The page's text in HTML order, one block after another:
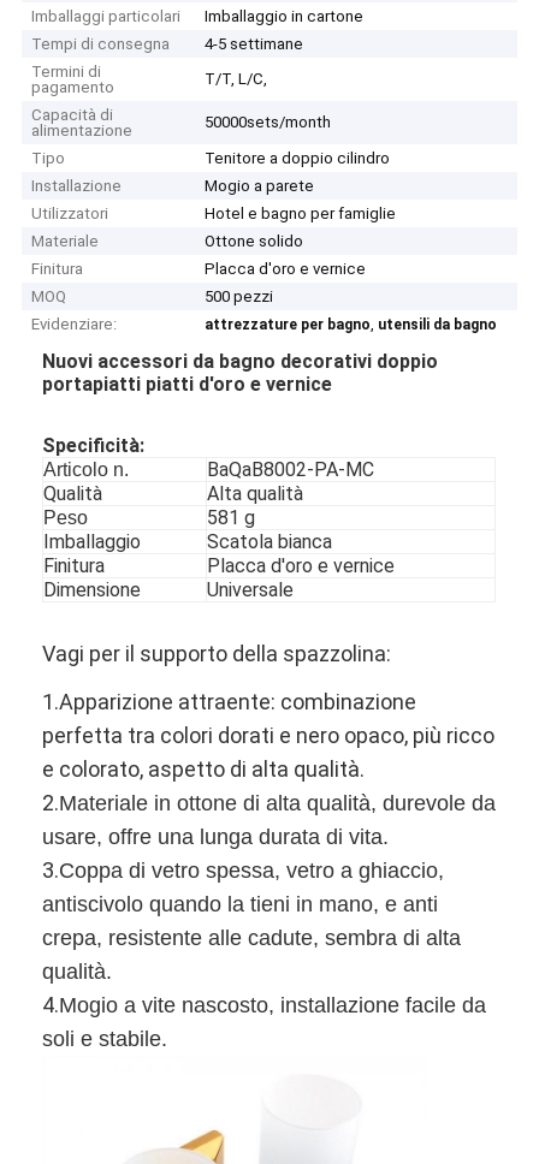
Imballaggi particolari
Imballaggio in cartone
Tempi di consegna
4-5 settimane
Termini di
pagamento
T/T, L/C,
Capacità di
alimentazione
50000sets/month
Tipo
Tenitore a doppio cilindro
Installazione
Mogio a parete
Utilizzatori
Hotel e bagno per famiglie
Materiale
Ottone solido
Finitura
Placca d'oro e vernice
MOQ
500 pezzi
Evidenziare:
attrezzature per bagno, utensili da bagno
Nuovi accessori da bagno decorativi doppio
portapiatti piatti d'oro e vernice
Specificità:
Articolo n.
BaQaB8002-PA-MC
Qualità
Alta qualità
Peso
581 g
Imballaggio
Scatola bianca
Finitura
Placca d'oro e vernice
Dimensione
Universale
Vagi per il supporto della spazzolina:
1.Apparizione attraente: combinazione
perfetta tra colori dorati e nero opaco, più ricco
e colorato, aspetto di alta qualità.
2.Materiale in ottone di alta qualità, durevole da
usare, offre una lunga durata di vita.
3.Coppa di vetro spessa, vetro a ghiaccio,
antiscivolo quando la tieni in mano, e anti
crepa, resistente alle cadute, sembra di alta
qualità.
4.Mogio a vite nascosto, installazione facile da
soli e stabile.